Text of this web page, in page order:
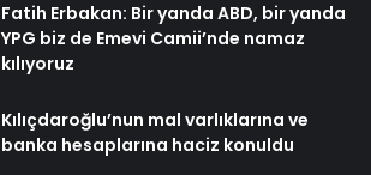
Fatih Erbakan: Bir yanda ABD, bir yanda
YPG biz de Emevi Camii’nde namaz
kılıyoruz
Kılıçdaroğlu’nun mal varlıklarına ve
banka hesaplarına haciz konuldu